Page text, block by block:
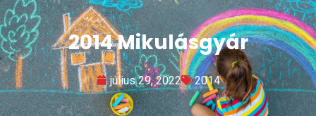
2014 Mikulásgyár
július 29, 2022 2014